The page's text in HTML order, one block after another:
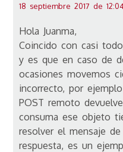
18 septiembre 2017 de 12:04
Hola Juanma,
Coincido con casi
y es que en caso de
ocasiones movemos
incorrecto, por
POST remoto
consuma ese objeto
resolver el mensaje
respuesta, es un